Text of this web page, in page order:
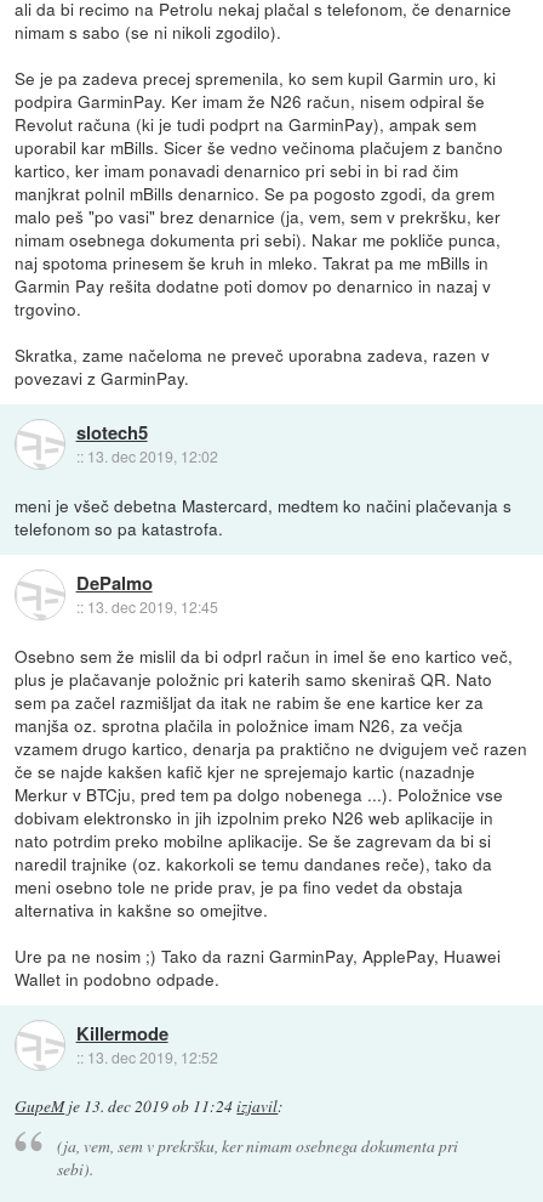
ali da bi recimo na Petrolu nekaj plačal s telefonom, če denarnice
nimam s sabo (se ni nikoli zgodilo).
Se je pa zadeva precej spremenila, ko sem kupil Garmin uro, ki
podpira GarminPay. Ker imam že N26 račun, nisem odpiral še
Revolut računa (ki je tudi podprt na GarminPay), ampak sem
uporabil kar mBills. Sicer še vedno večinoma plačujem z bančno
kartico, ker imam ponavadi denarnico pri sebi in bi rad čim
manjkrat polnil mBills denarnico. Se pa pogosto zgodi, da grem
malo peš "po vasi" brez denarnice (ja, vem, sem v prekršku, ker
nimam osebnega dokumenta pri sebi). Nakar me pokliče punca,
naj spotoma prinesem še kruh in mleko. Takrat pa me mBills in
Garmin Pay rešita dodatne poti domov po denarnico in nazaj v
trgovino.
Skratka, zame načeloma ne preveč uporabna zadeva, razen v
povezavi z GarminPay.
slotech5
:: 13. dec 2019, 12:02
meni je všeč debetna Mastercard, medtem ko načini plačevanja s
telefonom so pa katastrofa.
DePalmo
:: 13. dec 2019, 12:45
Osebno sem že mislil da bi odprl račun in imel še eno kartico več,
plus je plačavanje položnic pri katerih samo skeniraš QR. Nato
sem pa začel razmišljat da itak ne rabim še ene kartice ker za
manjša oz. sprotna plačila in položnice imam N26, za večja
vzamem drugo kartico, denarja pa praktično ne dvigujem več razen
če se najde kakšen kafič kjer ne sprejemajo kartic (nazadnje
Merkur v BTCju, pred tem pa dolgo nobenega ...). Položnice vse
dobivam elektronsko in jih izpolnim preko N26 web aplikacije in
nato potrdim preko mobilne aplikacije. Se še zagrevam da bi si
naredil trajnike (oz. kakorkoli se temu dandanes reče), tako da
meni osebno tole ne pride prav, je pa fino vedet da obstaja
alternativa in kakšne so omejitve.
Ure pa ne nosim ;) Tako da razni GarminPay, ApplePay, Huawei
Wallet in podobno odpade.
Killermode
:: 13. dec 2019, 12:52
GupeMje 13. dec 2019 ob 11:24izjavil:
(ja, vem, sem v prekršku, ker nimam osebnega dokumenta pri
sebi).